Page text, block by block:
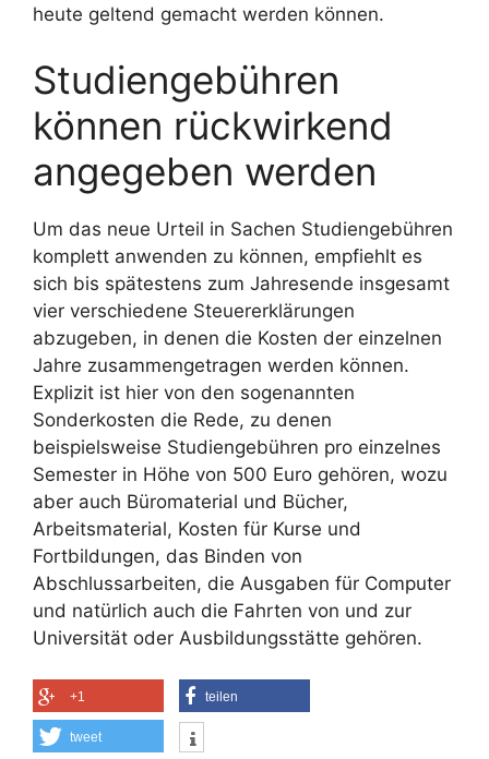
heute geltend gemacht werden können.
Studiengebühren
können rückwirkend
angegeben werden
Um das neue Urteil in Sachen Studiengebühren
komplett anwenden zu können, empfiehlt es
sich bis spätestens zum Jahresende insgesamt
vier verschiedene Steuererklärungen
abzugeben, in denen die Kosten der einzelnen
Jahre zusammengetragen werden können.
Explizit ist hier von den sogenannten
Sonderkosten die Rede, zu denen
beispielsweise Studiengebühren pro einzelnes
Semester in Höhe von 500 Euro gehören, wozu
aber auch Büromaterial und Bücher,
Arbeitsmaterial, Kosten für Kurse und
Fortbildungen, das Binden von
Abschlussarbeiten, die Ausgaben für Computer
und natürlich auch die Fahrten von und zur
Universität oder Ausbildungsstätte gehören.
+1 teilen
tweet